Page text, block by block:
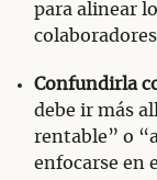
para alinear
Confundirla
debe ir más
rentable” o
enfocarse en